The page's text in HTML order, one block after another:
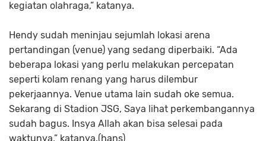
kegiatan olahraga,” katanya.
Hendy sudah meninjau sejumlah lokasi arena
pertandingan (venue) yang sedang diperbaiki. “Ada
beberapa lokasi yang perlu melakukan percepatan
seperti kolam renang yang harus dilembur
pekerjaannya. Venue utama lain sudah oke semua.
Sekarang di Stadion JSG, Saya lihat perkembangannya
sudah bagus. Insya Allah akan bisa selesai pada
waktunya,” katanya.(hans)